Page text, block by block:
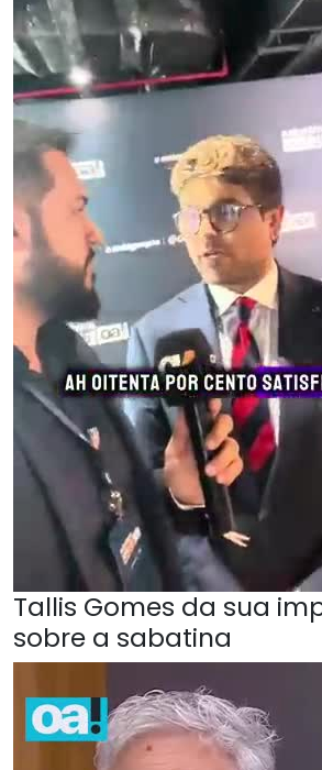
Tallis Gomes da sua
sobre a sabatina